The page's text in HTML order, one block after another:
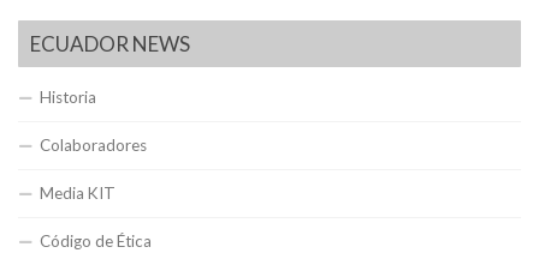
ECUADOR NEWS
Historia
Colaboradores
Media KIT
Código de Ética